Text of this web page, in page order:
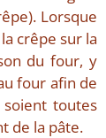
Lorsque
crêpe sur la
du four, y
four afin de
soient toutes
de la pâte.